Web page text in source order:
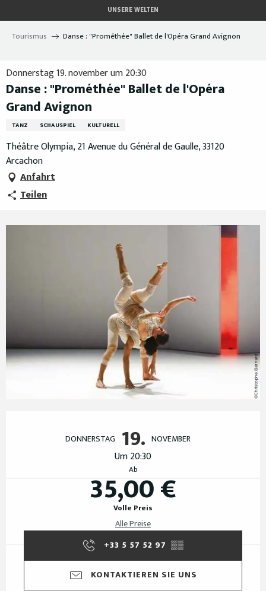
au
contenu
UNSERE WELTEN
Tourismus Danse : "Prométhée" Ballet de l'Opéra Grand Avignon
Donnerstag 19. november um 20:30
Danse : "Prométhée" Ballet de l'Opéra
Grand Avignon
TANZ SCHAUSPIEL KULTURELL
Théâtre Olympia, 21 Avenue du Général de Gaulle, 33120
Arcachon
Anfahrt
Teilen
DONNERSTAG 19. NOVEMBER
Um 20:30
Ab
35,00 €
Volle Preis
Alle Preise
+33 5 57 52 97 ▒▒
KONTAKTIEREN SIE UNS